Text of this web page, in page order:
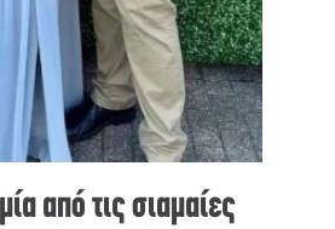
από τις σιαμαίες